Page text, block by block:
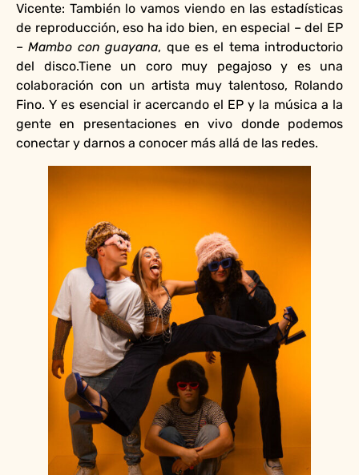
Vicente: También lo vamos viendo en las estadísticas
de reproducción, eso ha ido bien, en especial – del EP
–Mambo con guayana, que es el tema introductorio
del disco.Tiene un coro muy pegajoso y es una
colaboración con un artista muy talentoso, Rolando
Fino. Y es esencial ir acercando el EP y la música a la
gente en presentaciones en vivo donde podemos
conectar y darnos a conocer más allá de las redes.